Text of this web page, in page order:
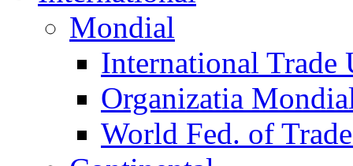
Mondial
International Trade
Organizatia
World Fed. of